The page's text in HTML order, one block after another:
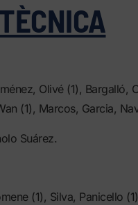
Olivé (1), Bargalló,
(1), Marcos, Garcia,
Suárez.
(1), Silva, Panicello